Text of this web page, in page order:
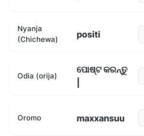
Nyanja
(Chichewa)
positi
Odia (orija)
ପୋଷ୍ଟ କରନ୍ତୁ
Oromo maxxansuu